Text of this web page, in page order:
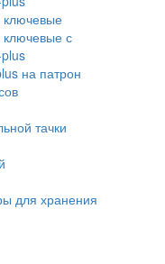
с
на патрон
тачки
для хранения